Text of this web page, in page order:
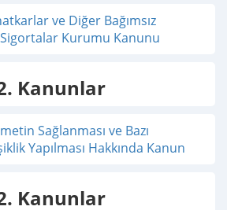
ve Diğer Bağımsız
Sigortalar Kurumu Kanunu
Kanunlar
Sağlanması ve Bazı
Yapılması Hakkında Kanun
Kanunlar